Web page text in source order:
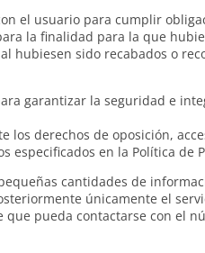
el usuario para cumplir
la finalidad para la que
hubiesen sido recabados o
garantizar la seguridad e
derechos de oposición,
especificados en la Política de
cantidades de
únicamente el
pueda contactarse con el